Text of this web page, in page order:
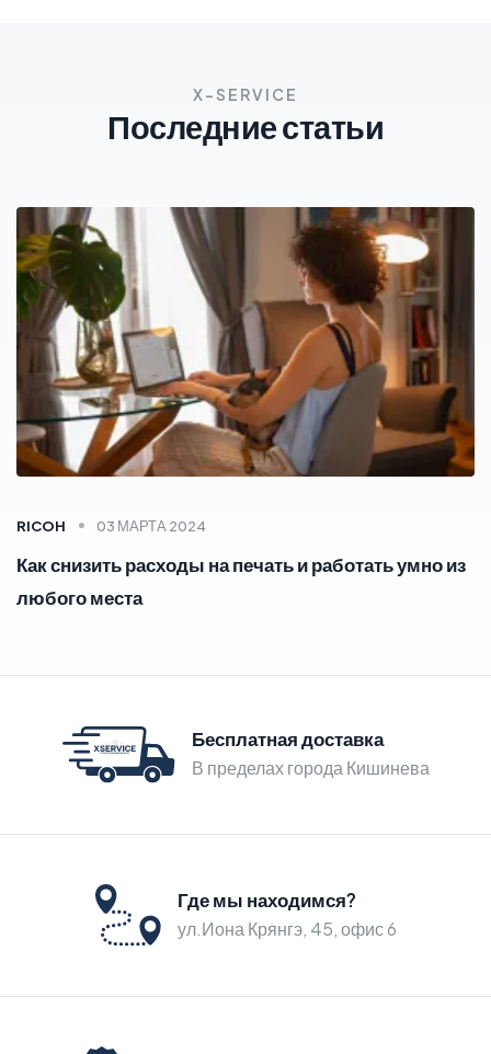
X-SERVICE
Последние статьи
RICOH 03 МАРТА 2024
Как снизить расходы на печать и работать умно из
любого места
Бесплатная доставка
В пределах города Кишинева
Где мы находимся?
ул.Иона Крянгэ, 45, офис 6